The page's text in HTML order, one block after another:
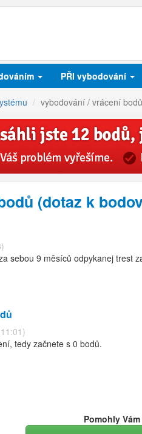
PŘI vybodování
vybodování / vrácení bodů
(dotaz k
sebou 9 měsíců odpykanej trest
tedy začnete s 0 bodů.
Pomohly